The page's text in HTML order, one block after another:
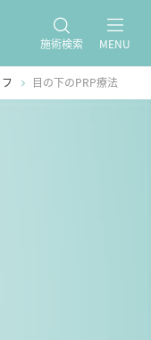
施術検索 MENU
目の下のPRP療法